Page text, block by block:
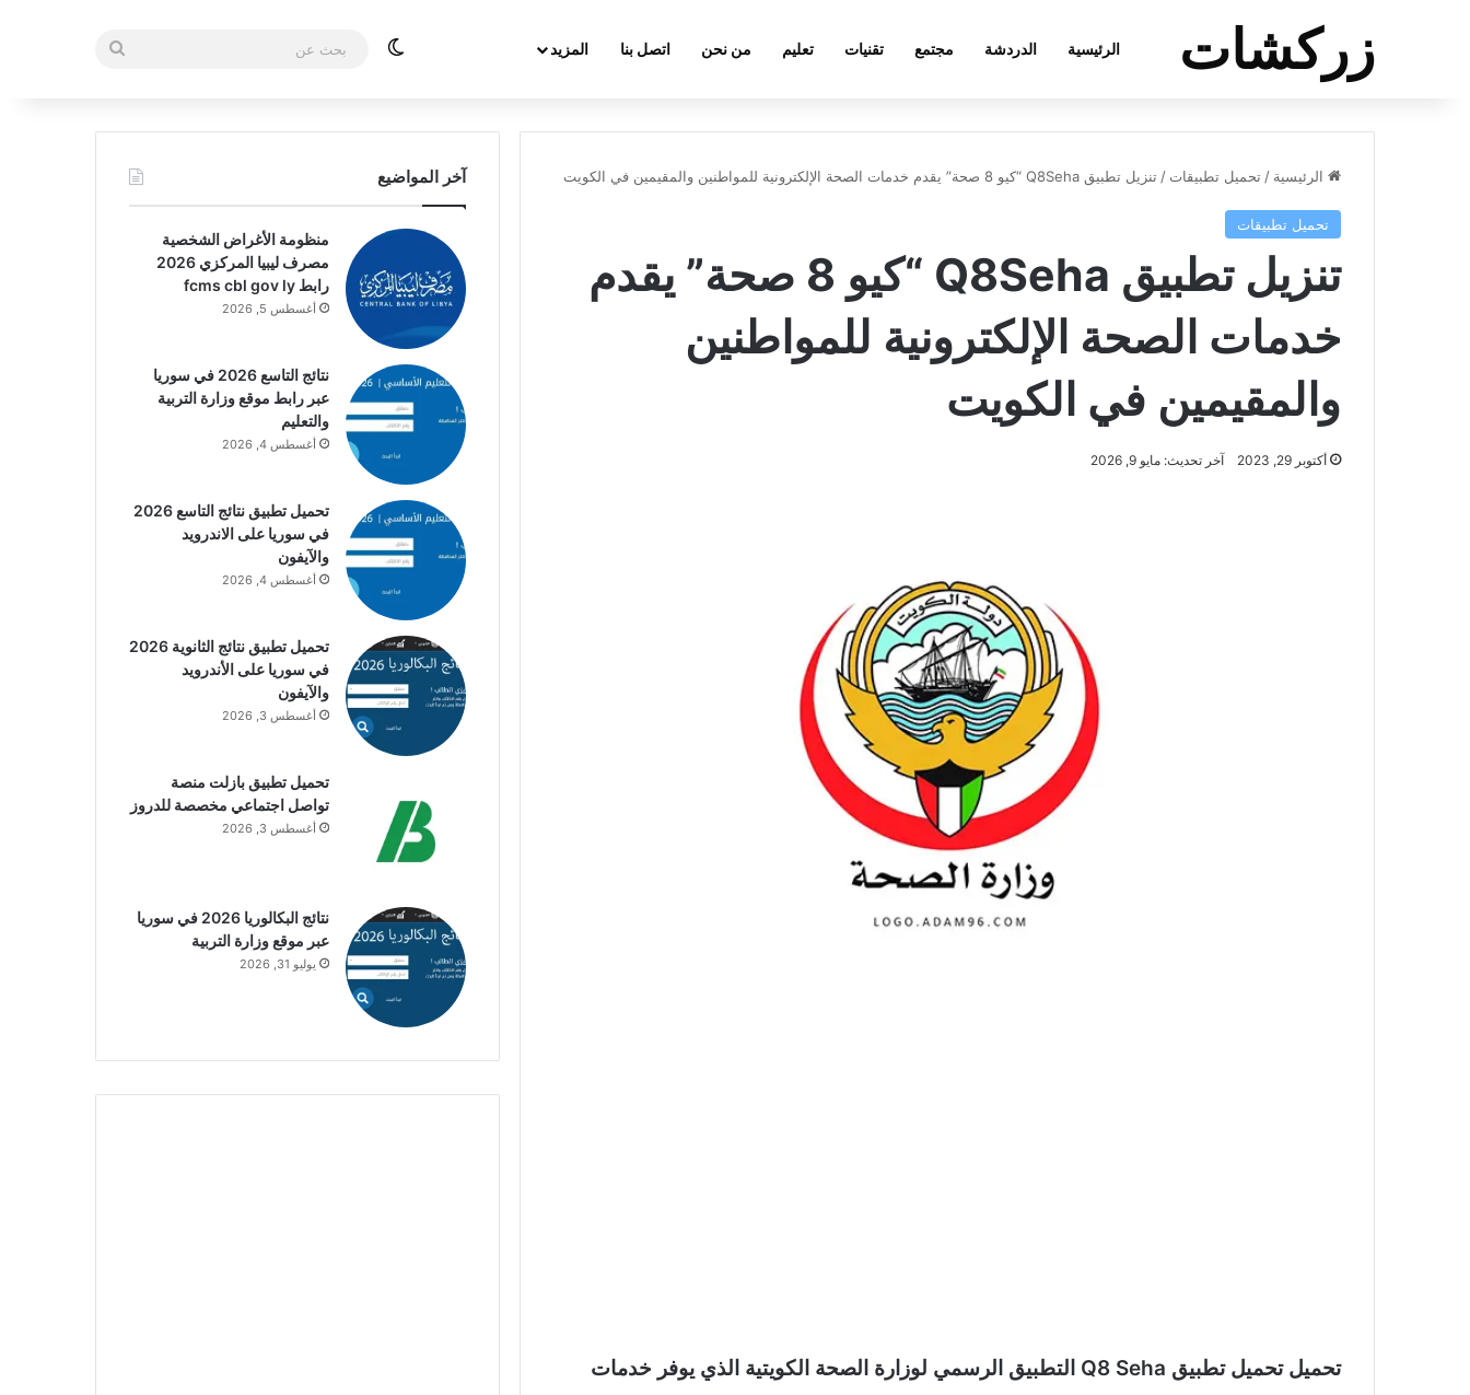
زركشات الرئيسية الدردشة مجتمع تقنيات تعليم من نحن اتصل بنا المزيد الوضع المظلم
بحث
الرئيسية / تحميل تطبيقات / تنزيل تطبيق Q8Seha‏ “كيو 8 صحة” يقدم خدمات الصحة الإلكترونية للمواطنين والمقيمين في الكويت
تحميل تطبيقات
تنزيل تطبيق Q8Seha‏ “كيو 8 صحة” يقدم
خدمات الصحة الإلكترونية للمواطنين
والمقيمين في الكويت
أكتوبر 29, 2023 آخر تحديث: مايو 9, 2026
تحميل تحميل تطبيق Q8 Seha‏ التطبيق الرسمي لوزارة الصحة الكويتية الذي يوفر خدمات
آخر المواضيع
منظومة الأغراض الشخصية
مصرف ليبيا المركزي 2026
رابط fcms cbl gov ly
أغسطس 5, 2026
نتائج التاسع 2026 في سوريا
عبر رابط موقع وزارة التربية
والتعليم
أغسطس 4, 2026
تحميل تطبيق نتائج التاسع 2026
في سوريا على الاندرويد
والآيفون
أغسطس 4, 2026
تحميل تطبيق نتائج الثانوية 2026
في سوريا على الأندرويد
والآيفون
أغسطس 3, 2026
تحميل تطبيق بازلت منصة
تواصل اجتماعي مخصصة للدروز
أغسطس 3, 2026
نتائج البكالوريا 2026 في سوريا
عبر موقع وزارة التربية
يوليو 31, 2026